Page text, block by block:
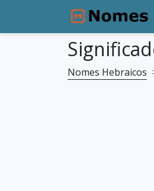
Nomes Hebraicos